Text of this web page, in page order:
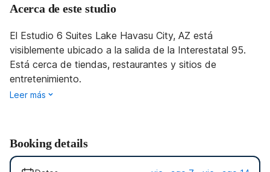
Acerca de este studio
El Estudio 6 Suites Lake Havasu City, AZ está
visiblemente ubicado a la salida de la Interestatal 95.
Está cerca de tiendas, restaurantes y sitios de
entretenimiento.
Leer más
Booking details